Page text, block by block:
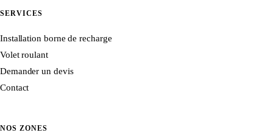
SERVICES
Installation borne de recharge
Volet roulant
Demander un devis
Contact
NOS ZONES